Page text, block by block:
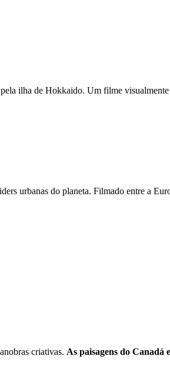
ilha de Hokkaido. Um filme
urbanas do planeta. Filmado entre a
criativas. As paisagens do Canadá